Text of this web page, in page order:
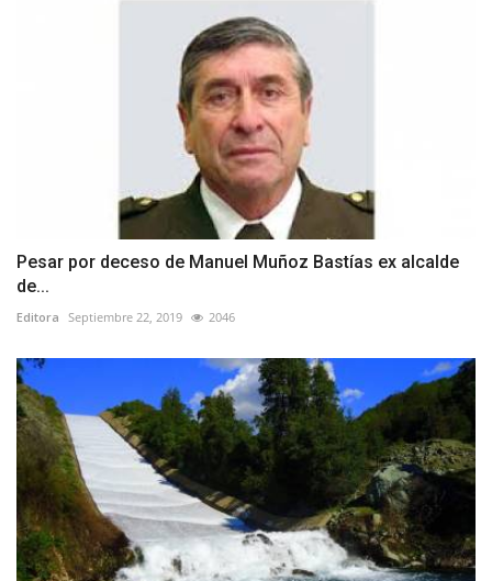
Pesar por deceso de Manuel Muñoz Bastías ex alcalde
de...
Editora Septiembre 22, 2019 2046